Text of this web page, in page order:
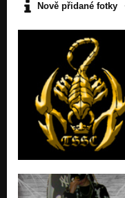
Nově přidané fotky